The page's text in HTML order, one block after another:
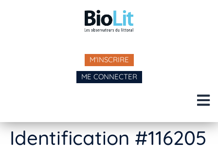
M'INSCRIRE
ME CONNECTER
Identification #116205